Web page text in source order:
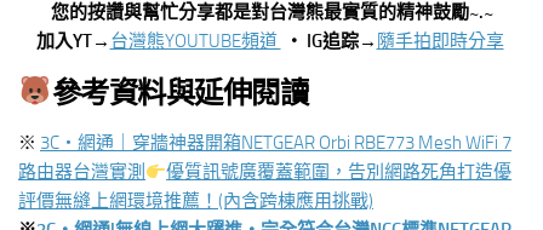
您的按讚與幫忙分享都是對台灣熊最實質的精神鼓勵~.~
加入YT→ 台灣熊YOUTUBE頻道 ‧ IG追踪→ 隨手拍即時分享
參考資料與延伸閱讀
※ 3C‧網通｜穿牆神器開箱NETGEAR Orbi RBE773 Mesh WiFi 7
路由器台灣實測
優質訊號廣覆蓋範圍，告別網路死角打造優
評價無縫上網環境推薦！(內含跨棟應用挑戰)